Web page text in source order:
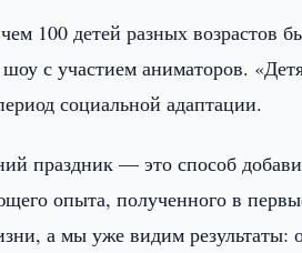
100 детей разных возрастов
шоу с участием аниматоров.
социальной адаптации.
праздник — это способ
опыта, полученного в
а мы уже видим результаты: